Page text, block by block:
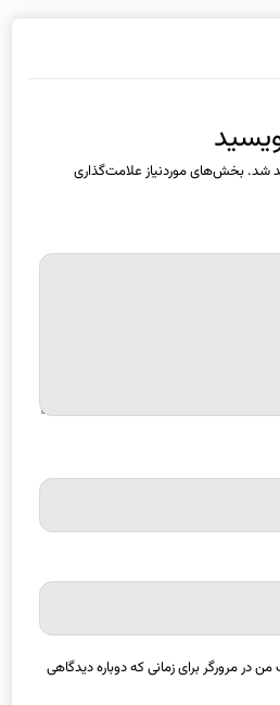
شد.بخش‌های موردنیاز علامت‌گذاری
در مرورگر برای زمانی که دوباره دیدگاهی